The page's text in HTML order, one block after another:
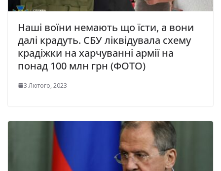
Наші воїни немають що їсти, а вони
далі крадуть. СБУ ліквідувала схему
крадіжки на харчуванні армії на
понад 100 млн грн (ФОТО)
3 Лютого, 2023